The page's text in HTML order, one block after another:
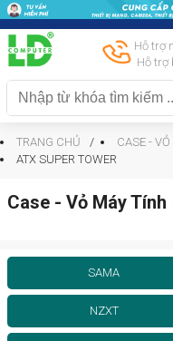
Hỗ trợ
Hỗ trợ
TRANG CHỦ CASE -
ATX SUPER TOWER
Case - Vỏ Máy Tính
SAMA
NZXT